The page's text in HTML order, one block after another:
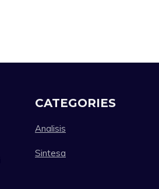
CATEGORIES
Analisis
Sintesa